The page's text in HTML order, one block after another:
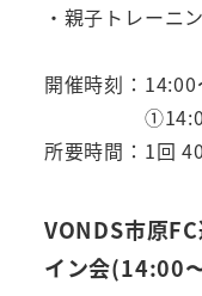
・親子トレーニ
開催時刻：
①14:00
所要時間：1回
VONDS市原
イン会(14:00